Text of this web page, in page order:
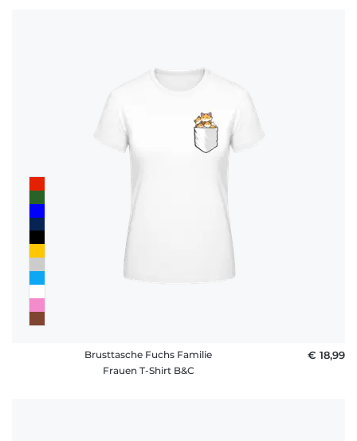
Brusttasche Fuchs Familie
Frauen T-Shirt B&C
€ 18,99